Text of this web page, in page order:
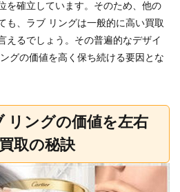
を確立しています。そのため、他の
も、ラブ リングは一般的に高い買取
えるでしょう。その普遍的なデザイ
グの価値を高く保ち続ける要因とな
リングの価値を左右
取の秘訣